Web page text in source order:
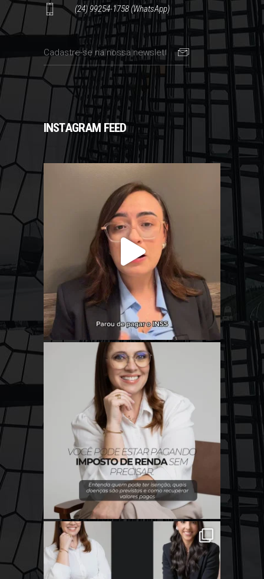
(24) 99254-1758 (WhatsApp)
INSTAGRAM FEED